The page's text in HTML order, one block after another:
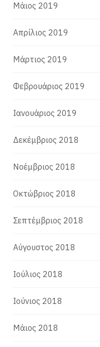
Μάιος 2019
Απρίλιος 2019
Μάρτιος 2019
Φεβρουάριος 2019
Ιανουάριος 2019
Δεκέμβριος 2018
Νοέμβριος 2018
Οκτώβριος 2018
Σεπτέμβριος 2018
Αύγουστος 2018
Ιούλιος 2018
Ιούνιος 2018
Μάιος 2018